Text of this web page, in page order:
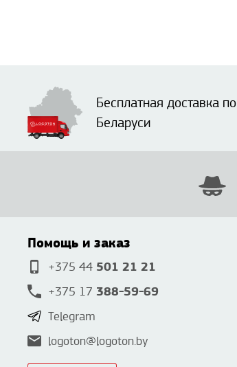
Бесплатная доставка по
Беларуси
Помощь и заказ
+375 44 501 21 21
+375 17 388-59-69
Telegram
logoton@logoton.by